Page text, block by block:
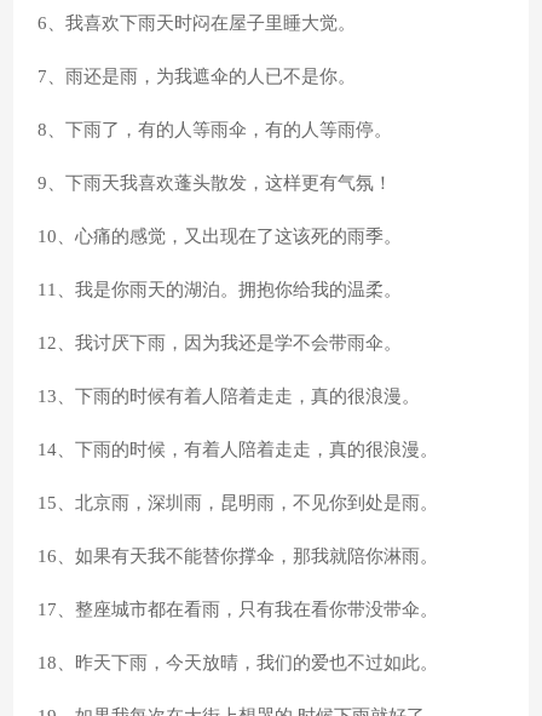
6、我喜欢下雨天时闷在屋子里睡大觉。
7、雨还是雨，为我遮伞的人已不是你。
8、下雨了，有的人等雨伞，有的人等雨停。
9、下雨天我喜欢蓬头散发，这样更有气氛！
10、心痛的感觉，又出现在了这该死的雨季。
11、我是你雨天的湖泊。拥抱你给我的温柔。
12、我讨厌下雨，因为我还是学不会带雨伞。
13、下雨的时候有着人陪着走走，真的很浪漫。
14、下雨的时候，有着人陪着走走，真的很浪漫。
15、北京雨，深圳雨，昆明雨，不见你到处是雨。
16、如果有天我不能替你撑伞，那我就陪你淋雨。
17、整座城市都在看雨，只有我在看你带没带伞。
18、昨天下雨，今天放晴，我们的爱也不过如此。